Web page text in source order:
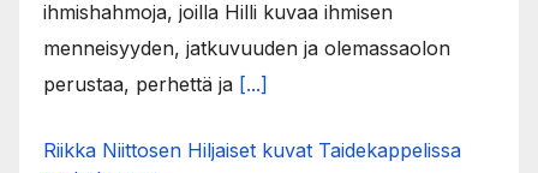
ihmishahmoja, joilla Hilli kuvaa ihmisen
menneisyyden, jatkuvuuden ja olemassaolon
perustaa, perhettä ja [...]
Riikka Niittosen Hiljaiset kuvat Taidekappelissa